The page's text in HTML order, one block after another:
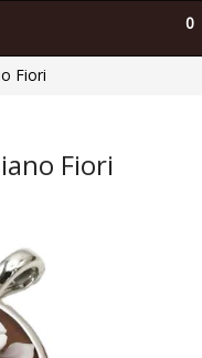
0
Fiori
Fiori